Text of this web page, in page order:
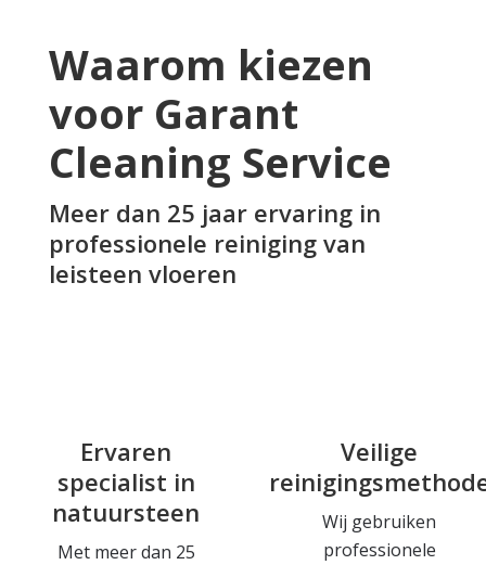
Waarom kiezen
voor Garant
Cleaning Service
Meer dan 25 jaar ervaring in
professionele reiniging van
leisteen vloeren
Ervaren
specialist in
natuursteen
Met meer dan 25
Veilige
Wij gebruiken
professionele